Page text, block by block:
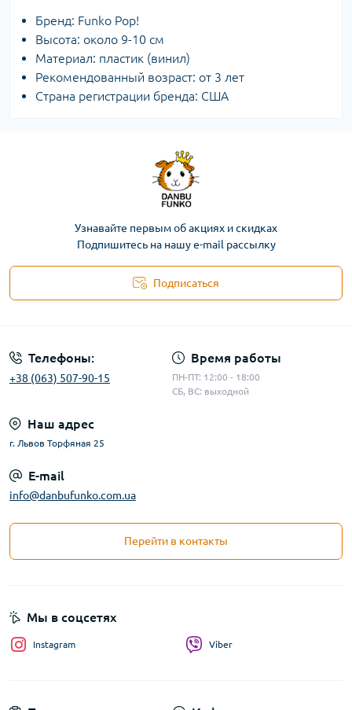
Бренд: Funko Pop!
Высота: около 9-10 см
Материал: пластик (винил)
Рекомендованный возраст: от 3 лет
Страна регистрации бренда: США
Узнавайте первым об акциях и скидках
Подпишитесь на нашу e-mail рассылку
Подписаться
Телефоны:
+38 (063) 507-90-15
Время работы
ПН-ПТ: 12:00 - 18:00
СБ, ВС: выходной
Наш адрес
г. Львов Торфяная 25
E-mail
info@danbufunko.com.ua
Перейти в контакты
Мы в соцсетях
Instagram Viber